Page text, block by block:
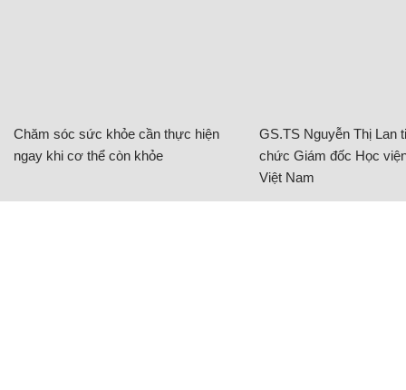
Chăm sóc sức khỏe cần thực hiện
ngay khi cơ thể còn khỏe
GS.TS Nguyễn Thị Lan
chức Giám đốc Học
Việt Nam